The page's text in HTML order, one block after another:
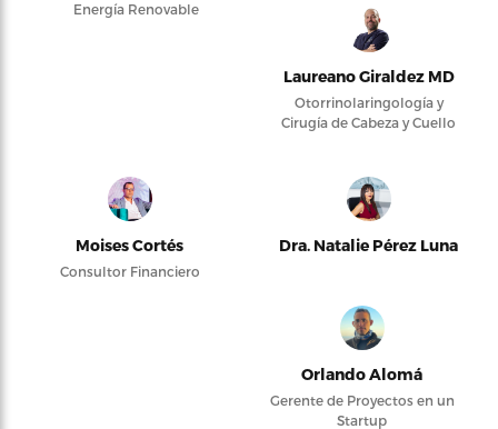
Energía Renovable
Laureano Giraldez MD
Otorrinolaringología y
Cirugía de Cabeza y Cuello
Moises Cortés
Consultor Financiero
Dra. Natalie Pérez Luna
Orlando Alomá
Gerente de Proyectos en un
Startup